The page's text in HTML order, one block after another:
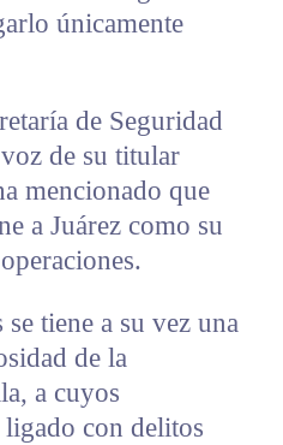
únicamente
de Seguridad
de su titular
mencionado que
a Juárez como su
tiene a su vez una
de la
a cuyos
con delitos